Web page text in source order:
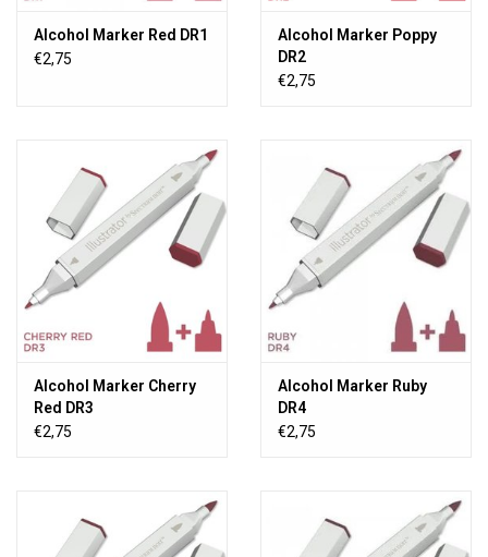
Alcohol Marker Red DR1
€2,75
Alcohol Marker Poppy
DR2
€2,75
Alcohol Marker Cherry
Red DR3
€2,75
Alcohol Marker Ruby
DR4
€2,75